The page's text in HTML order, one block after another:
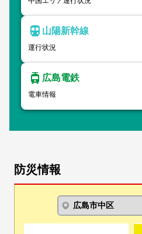
山陽新幹線
運行状況
広島電鉄
電車情報
防災情報